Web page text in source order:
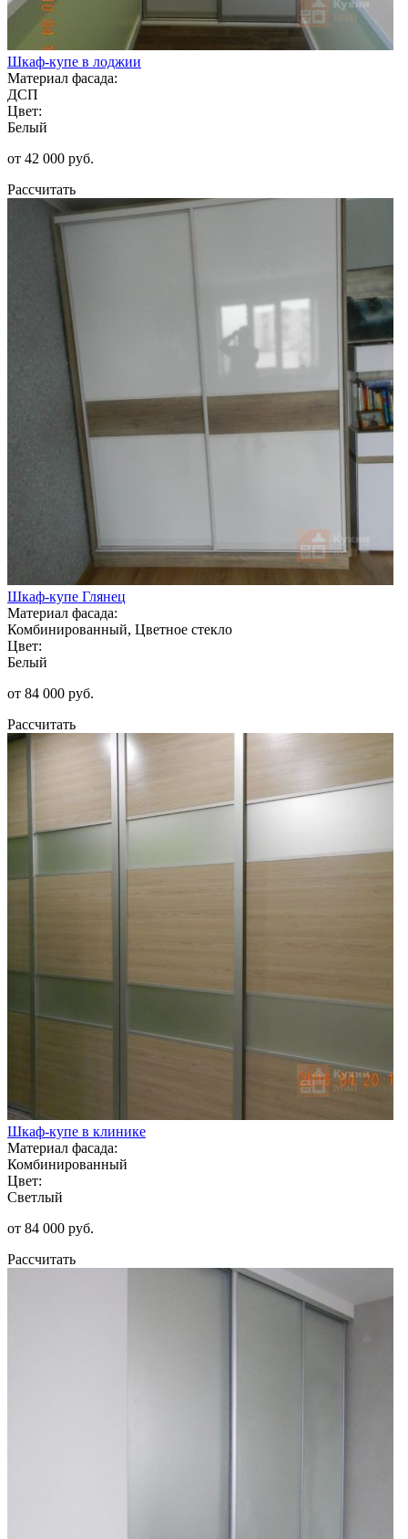
Шкаф-купе в лоджии
Материал фасада:
ДСП
Цвет:
Белый
от 42 000 руб.
Рассчитать
Шкаф-купе Глянец
Материал фасада:
Комбинированный, Цветное стекло
Цвет:
Белый
от 84 000 руб.
Рассчитать
Шкаф-купе в клинике
Материал фасада:
Комбинированный
Цвет:
Светлый
от 84 000 руб.
Рассчитать